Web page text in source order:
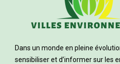
Dans un monde en pleine
sensibiliser et d’informer sur les